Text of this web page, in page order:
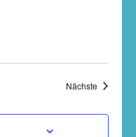
Nächste